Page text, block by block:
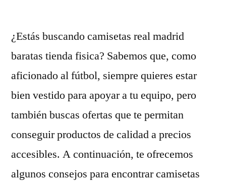
¿Estás buscando camisetas real madrid
baratas tienda fisica? Sabemos que, como
aficionado al fútbol, siempre quieres estar
bien vestido para apoyar a tu equipo, pero
también buscas ofertas que te permitan
conseguir productos de calidad a precios
accesibles. A continuación, te ofrecemos
algunos consejos para encontrar camisetas